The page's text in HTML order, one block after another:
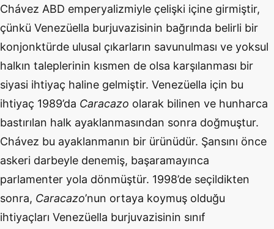
Chávez ABD emperyalizmiyle çelişki içine girmiştir,
çünkü Venezüella burjuvazisinin bağrında belirli bir
konjonktürde ulusal çıkarların savunulması ve yoksul
halkın taleplerinin kısmen de olsa karşılanması bir
siyasi ihtiyaç haline gelmiştir. Venezüella için bu
ihtiyaç 1989’da Caracazo olarak bilinen ve hunharca
bastırılan halk ayaklanmasından sonra doğmuştur.
Chávez bu ayaklanmanın bir ürünüdür. Şansını önce
askeri darbeyle denemiş, başaramayınca
parlamenter yola dönmüştür. 1998’de seçildikten
sonra, Caracazo’nun ortaya koymuş olduğu
ihtiyaçları Venezüella burjuvazisinin sınıf